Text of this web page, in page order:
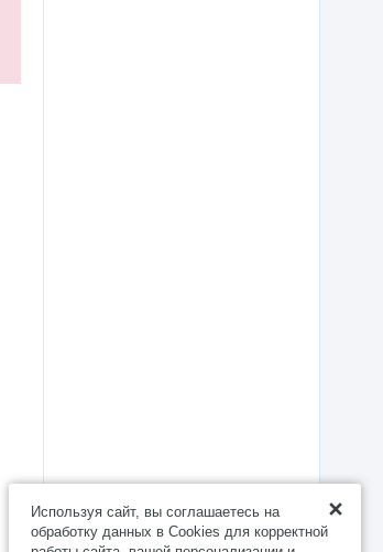
Используя сайт, вы соглашаетесь на
обработку данных в Cookies для корректной